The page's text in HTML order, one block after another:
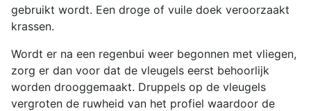
gebruikt wordt. Een droge of vuile doek veroorzaakt
krassen.
Wordt er na een regenbui weer begonnen met vliegen,
zorg er dan voor dat de vleugels eerst behoorlijk
worden drooggemaakt. Druppels op de vleugels
vergroten de ruwheid van het profiel waardoor de